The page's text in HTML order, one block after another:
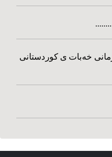
خه‌بات ی کوردستانی